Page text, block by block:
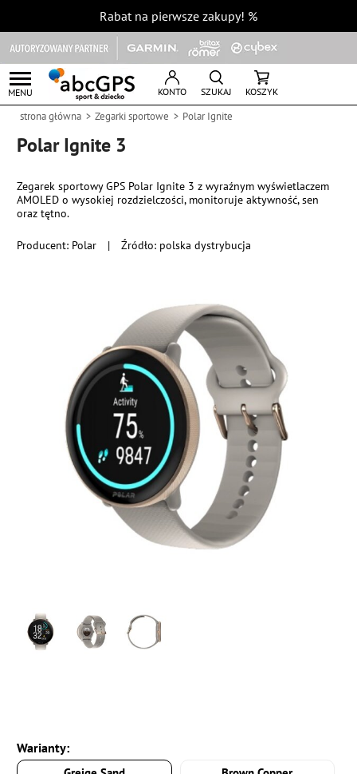
Rabat na pierwsze zakupy! %
MENU KONTO SZUKAJ KOSZYK
strona główna Zegarki sportowe Polar Ignite
Polar Ignite 3
Producent: Polar | Źródło: polska dystrybucja
Zegarek sportowy GPS Polar Ignite 3 z wyraźnym wyświetlaczem
AMOLED o wysokiej rozdzielczości, monitoruje aktywność, sen
oraz tętno.
Warianty: